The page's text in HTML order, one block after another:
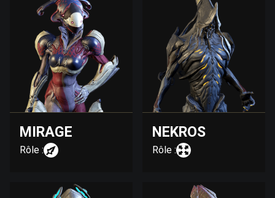
MIRAGE
Rôle :
NEKROS
Rôle :